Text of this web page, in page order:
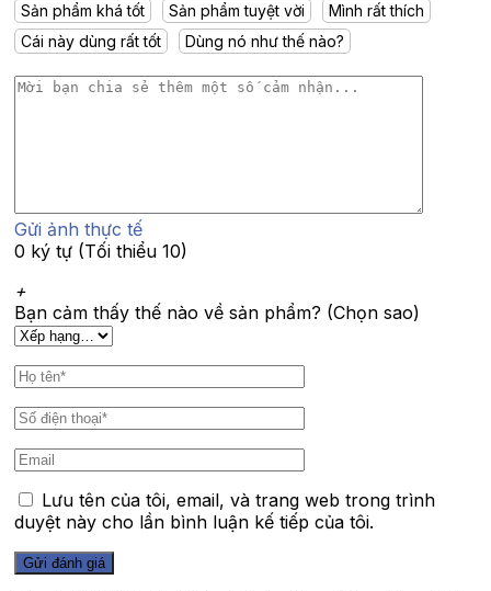
Sản phẩm khá tốt Sản phẩm tuyệt vời
Mình rất thích
Cái này dùng rất tốt
Dùng nó như thế nào?
Gửi ảnh thực tế
0 ký tự (Tối thiểu 10)
+
Bạn cảm thấy thế nào về sản phẩm? (Chọn sao)
Lưu tên của tôi, email, và trang web trong trình
duyệt này cho lần bình luận kế tiếp của tôi.